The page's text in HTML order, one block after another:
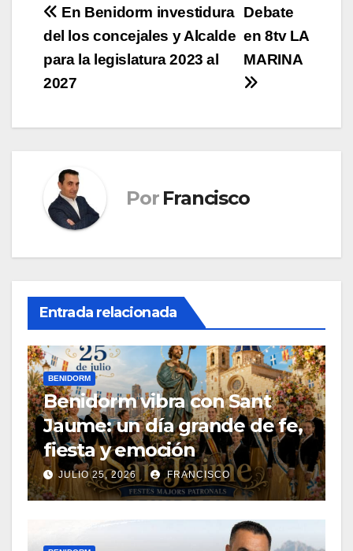
Navegación
de
entradas
Debate
en 8tv LA
MARINA
En Benidorm investidura
del los concejales y Alcalde
para la legislatura 2023 al
2027
Por Francisco
Entrada relacionada
BENIDORM
Benidorm vibra con Sant
Jaume: un día grande de fe,
fiesta y emoción
JULIO 25, 2026 FRANCISCO